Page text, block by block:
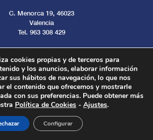
C. Menorca 19, 46023
Valencia
Tel. 963 308 429
los derechos reservados. 2024.
Cookies Privacidad
cookies propias y de terceros para
y los anuncios, elaborar información
sus hábitos de navegación, lo que nos
el contenido que ofrecemos y mostrarle
con sus preferencias. Puede obtener más
Política de Cookies - Ajustes.
Configurar